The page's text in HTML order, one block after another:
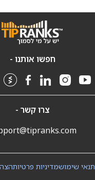
חפשו אותנו -
צרו קשר -
מדיניות פרטיותתנאי שימוש